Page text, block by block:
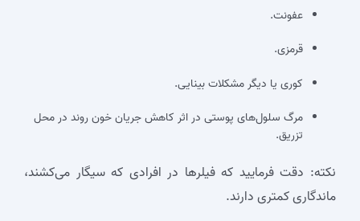
عفونت.
قرمزی.
کوری یا دیگر مشکلات بینایی.
مرگ سلول‌های پوستی در اثر کاهش جریان خون روند در محل
تزریق.
نکته: دقت فرمایید که فیلرها در افرادی که سیگار می‌کشند،
ماندگاری کمتری دارند.